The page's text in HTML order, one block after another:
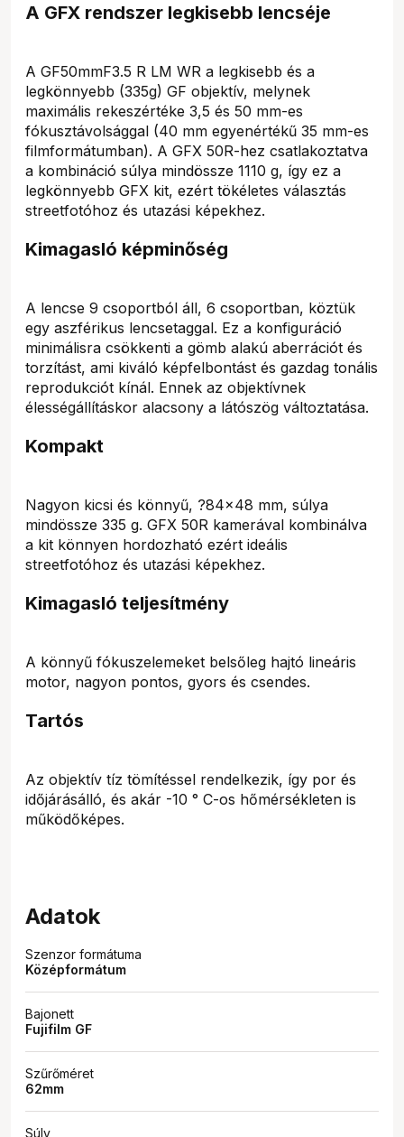
A GFX rendszer legkisebb lencséje
A GF50mmF3.5 R LM WR a legkisebb és a
legkönnyebb (335g) GF objektív, melynek
maximális rekeszértéke 3,5 és 50 mm-es
fókusztávolsággal (40 mm egyenértékű 35 mm-es
filmformátumban). A GFX 50R-hez csatlakoztatva
a kombináció súlya mindössze 1110 g, így ez a
legkönnyebb GFX kit, ezért tökéletes választás
streetfotóhoz és utazási képekhez.
Kimagasló képminőség
A lencse 9 csoportból áll, 6 csoportban, köztük
egy aszférikus lencsetaggal. Ez a konfiguráció
minimálisra csökkenti a gömb alakú aberrációt és
torzítást, ami kiváló képfelbontást és gazdag tonális
reprodukciót kínál. Ennek az objektívnek
élességállításkor alacsony a látószög változtatása.
Kompakt
Nagyon kicsi és könnyű, ?84×48 mm, súlya
mindössze 335 g. GFX 50R kamerával kombinálva
a kit könnyen hordozható ezért ideális
streetfotóhoz és utazási képekhez.
Kimagasló teljesítmény
A könnyű fókuszelemeket belsőleg hajtó lineáris
motor, nagyon pontos, gyors és csendes.
Tartós
Az objektív tíz tömítéssel rendelkezik, így por és
időjárásálló, és akár -10 ° C-os hőmérsékleten is
működőképes.
Adatok
Szenzor formátuma
Középformátum
Bajonett
Fujifilm GF
Szűrőméret
62mm
Súly